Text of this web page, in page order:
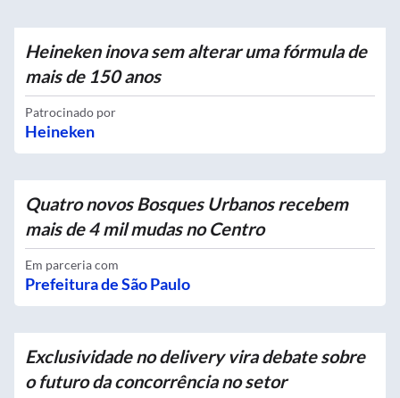
Heineken inova sem alterar uma fórmula de
mais de 150 anos
Patrocinado por
Heineken
Quatro novos Bosques Urbanos recebem
mais de 4 mil mudas no Centro
Em parceria com
Prefeitura de São Paulo
Exclusividade no delivery vira debate sobre
o futuro da concorrência no setor